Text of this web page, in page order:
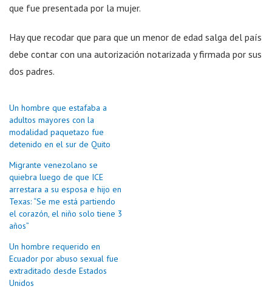
que fue presentada por la mujer.
Hay que recodar que para que un menor de edad salga del país
debe contar con una autorización notarizada y firmada por sus
dos padres.
Un hombre que estafaba a
adultos mayores con la
modalidad paquetazo fue
detenido en el sur de Quito
Migrante venezolano se
quiebra luego de que ICE
arrestara a su esposa e hijo en
Texas: “Se me está partiendo
el corazón, el niño solo tiene 3
años”
Un hombre requerido en
Ecuador por abuso sexual fue
extraditado desde Estados
Unidos